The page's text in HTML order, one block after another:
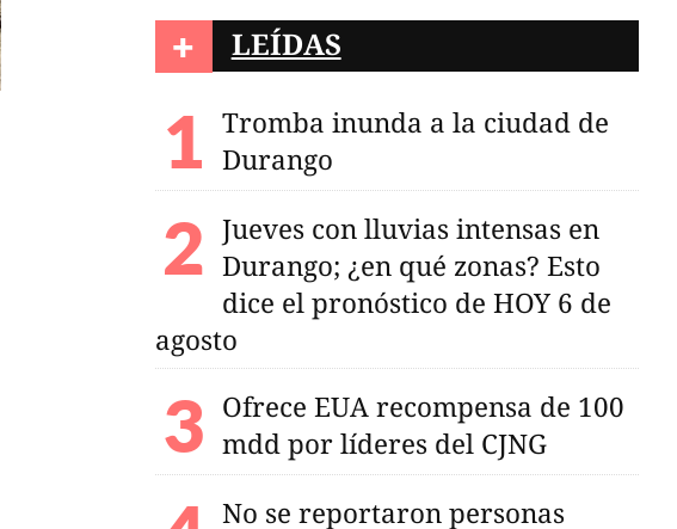
+ LEÍDAS
Tromba inunda a la ciudad de
Durango
Jueves con lluvias intensas en
Durango; ¿en qué zonas? Esto
dice el pronóstico de HOY 6 de
agosto
Ofrece EUA recompensa de 100
mdd por líderes del CJNG
No se reportaron personas